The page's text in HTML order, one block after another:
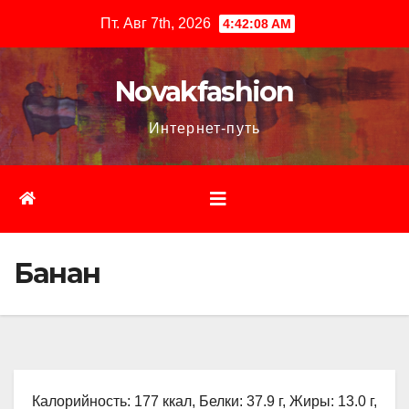
содержимому
Пт. Авг 7th, 2026 4:42:09 AM
Novakfashion
Интернет-путь
Банан
Калорийность: 177 ккал, Белки: 37.9 г, Жиры: 13.0 г,